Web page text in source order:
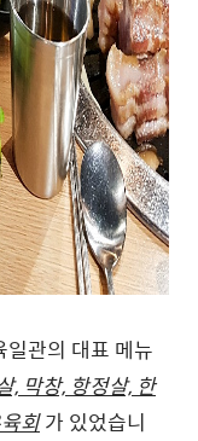
일관의 대표 메뉴
, 막창, 항정살, 한
회가 있었습니